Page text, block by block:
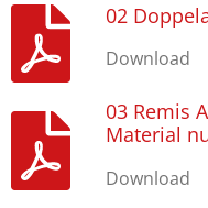
02
Download
03 Remis
Material
Download